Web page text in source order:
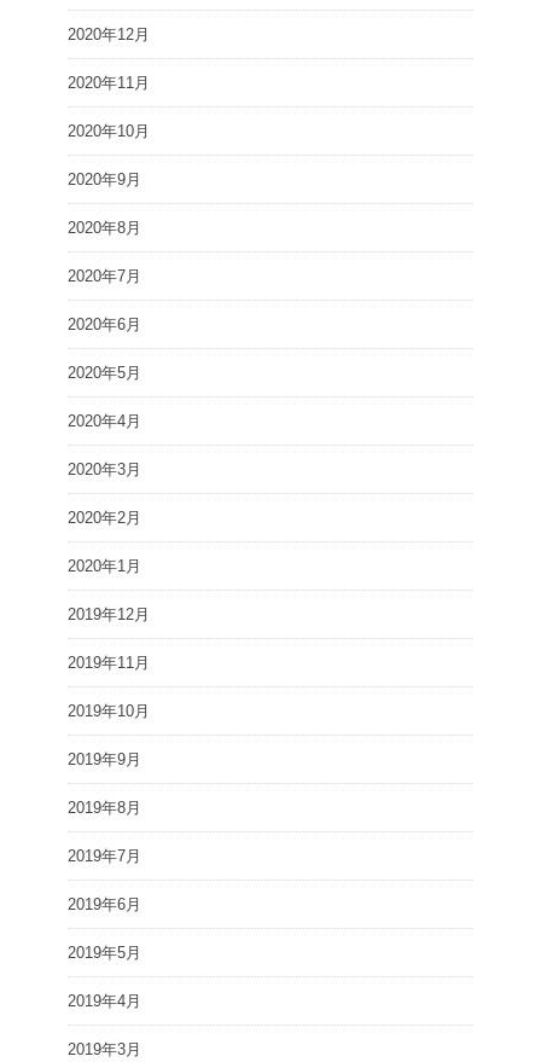
2020年12月
2020年11月
2020年10月
2020年9月
2020年8月
2020年7月
2020年6月
2020年5月
2020年4月
2020年3月
2020年2月
2020年1月
2019年12月
2019年11月
2019年10月
2019年9月
2019年8月
2019年7月
2019年6月
2019年5月
2019年4月
2019年3月